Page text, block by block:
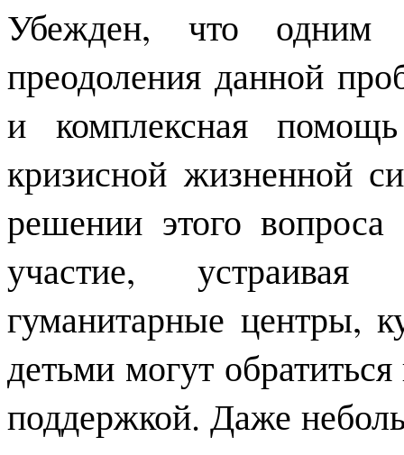
Убежден, что
преодоления данной
и комплексная
кризисной жизненной
решении этого вопроса
участие,
гуманитарные центры,
детьми могут
поддержкой. Даже